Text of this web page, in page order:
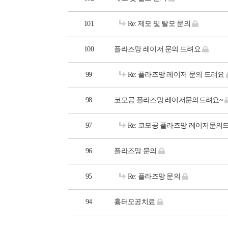
101 Re: 제모 및 탈모 문의
100 플라즈망 레이저 문의 드려요
99 Re: 플라즈망 레이저 문의 드려요
98 코모공 플라즈망 레이저문의드려요~
97 Re: 코모공 플라즈망 레이저문의
96 플라즈망 문의
95 Re: 플라즈망 문의
94 흉터모공치료